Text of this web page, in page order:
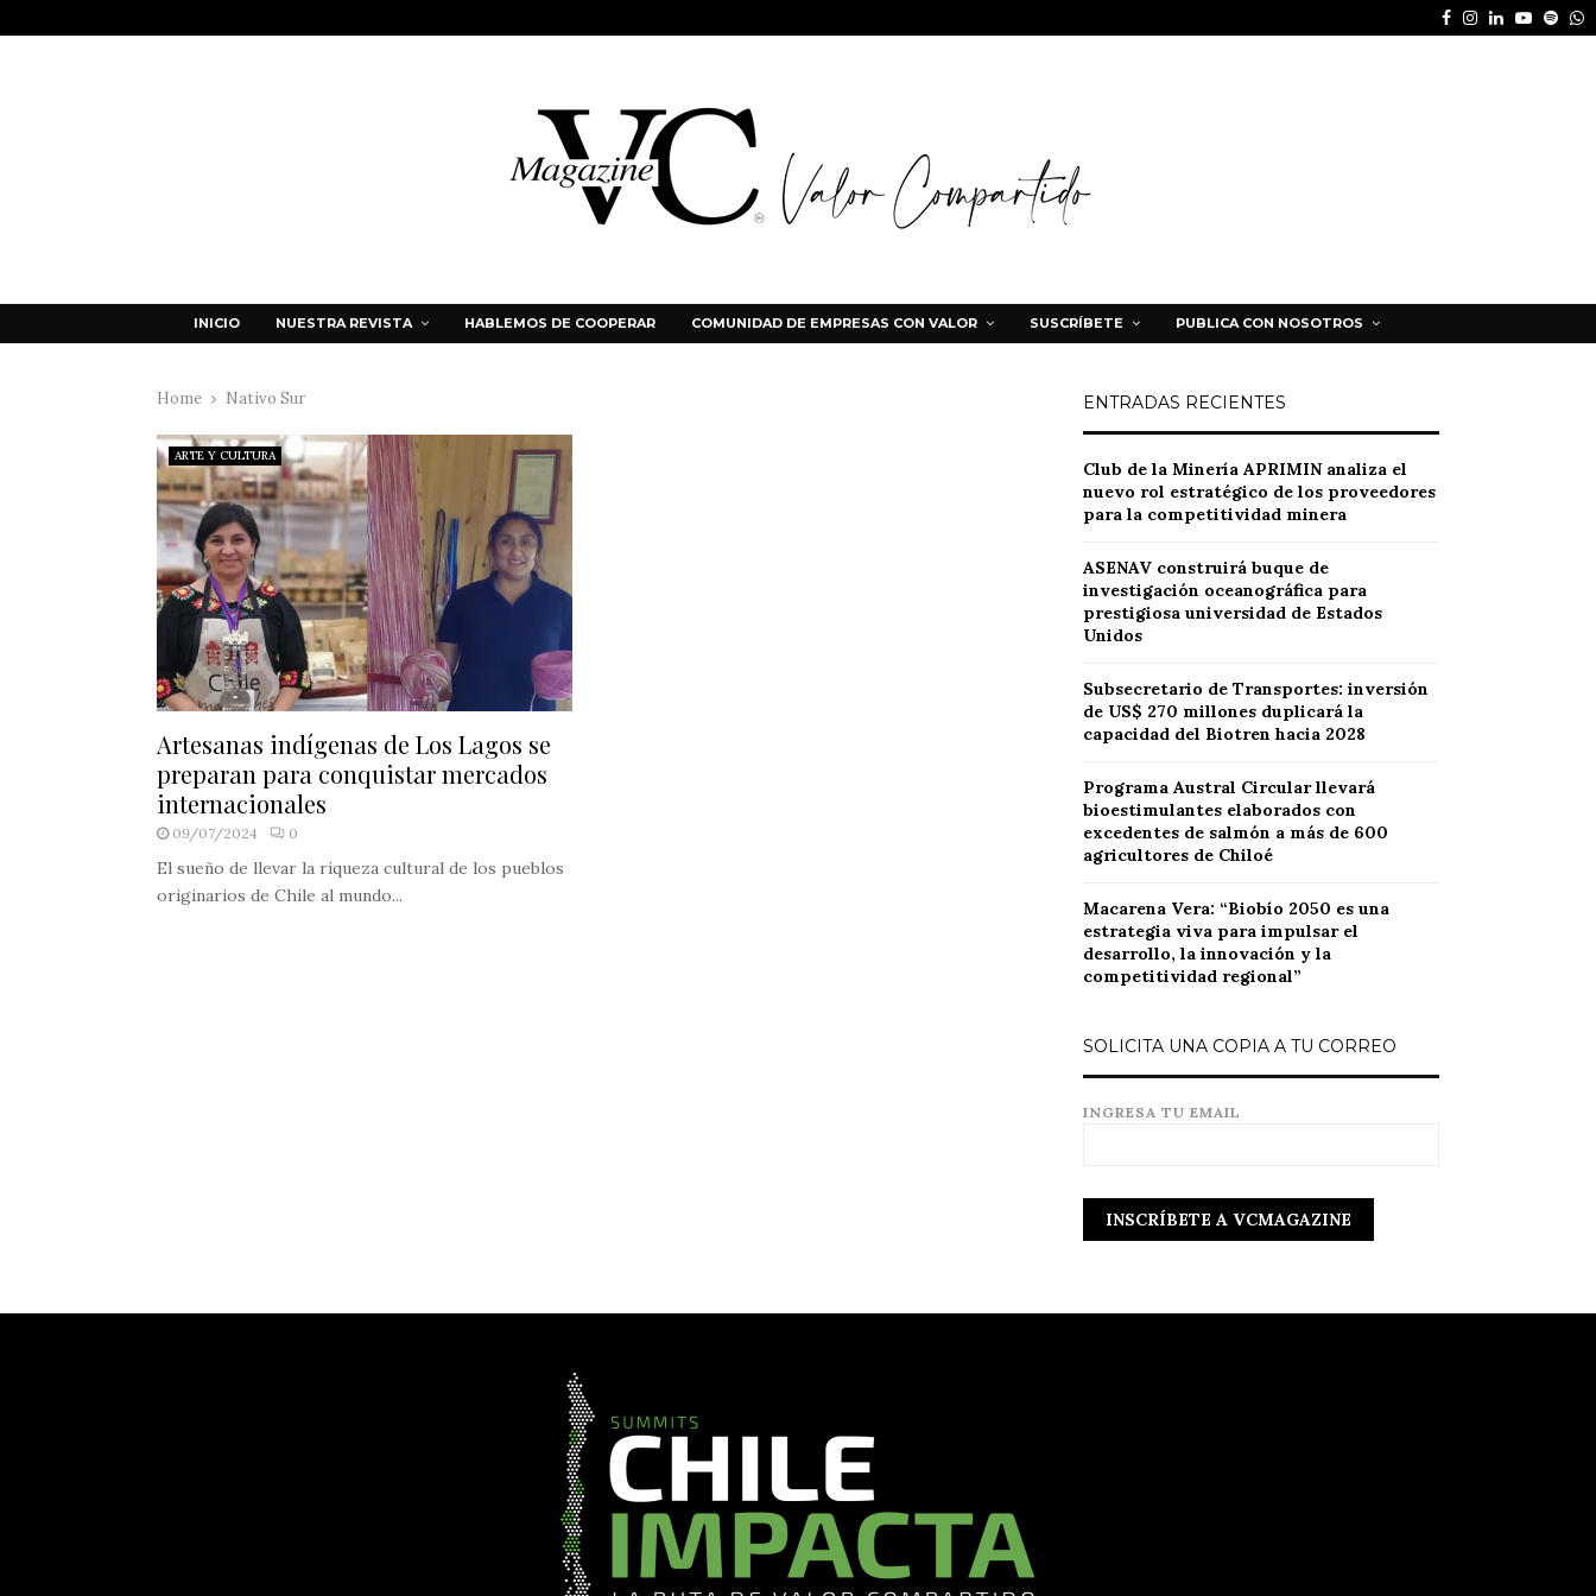
Facebook
Instagram
LinkedinYoutube
INICIO NUESTRA REVISTA HABLEMOS DE COOPERAR COMUNIDAD DE EMPRESAS CON VALOR SUSCRÍBETE PUBLICA CON NOSOTROS
Home Nativo Sur
ARTE Y CULTURA
Artesanas indígenas de Los Lagos se
preparan para conquistar mercados
internacionales
09/07/2024 0
El sueño de llevar la riqueza cultural de los pueblos
originarios de Chile al mundo...
ENTRADAS RECIENTES
Club de la Minería APRIMIN analiza el
nuevo rol estratégico de los proveedores
para la competitividad minera
ASENAV construirá buque de
investigación oceanográfica para
prestigiosa universidad de Estados
Unidos
Subsecretario de Transportes: inversión
de US$ 270 millones duplicará la
capacidad del Biotren hacia 2028
Programa Austral Circular llevará
bioestimulantes elaborados con
excedentes de salmón a más de 600
agricultores de Chiloé
Macarena Vera: “Biobío 2050 es una
estrategia viva para impulsar el
desarrollo, la innovación y la
competitividad regional”
SOLICITA UNA COPIA A TU CORREO
INGRESA TU EMAIL